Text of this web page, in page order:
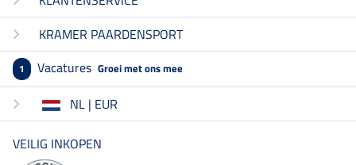
KRAMER PAARDENSPORT
1 Vacatures Groei met ons mee
NL | EUR
VEILIG INKOPEN